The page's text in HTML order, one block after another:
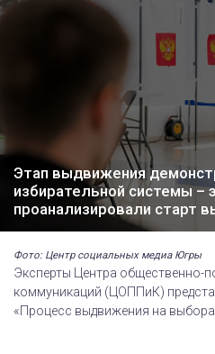
Этап выдвижения
избирательной системы
проанализировали старт
Фото: Центр социальных медиа Югры
Эксперты Центра общественно-
коммуникаций (ЦОППиК)
«Процесс выдвижения на